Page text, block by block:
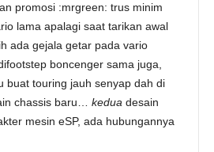
promosi :mrgreen: trus minim
lama apalagi saat tarikan awal
ada gejala getar pada vario
boncenger sama juga,
buat touring jauh senyap dah di
chassis baru… kedua desain
mesin eSP, ada hubungannya